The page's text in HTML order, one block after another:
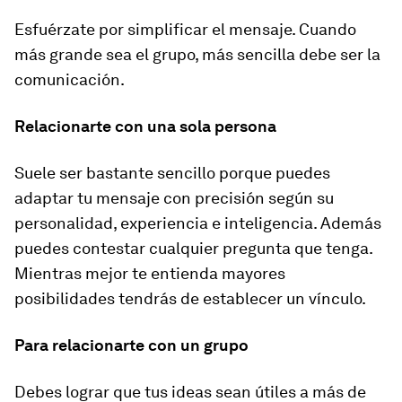
Esfuérzate por simplificar el mensaje. Cuando
más grande sea el grupo, más sencilla debe ser la
comunicación.
Relacionarte con una sola persona
Suele ser bastante sencillo porque puedes
adaptar tu mensaje con precisión según su
personalidad, experiencia e inteligencia. Además
puedes contestar cualquier pregunta que tenga.
Mientras mejor te entienda mayores
posibilidades tendrás de establecer un vínculo.
Para relacionarte con un grupo
Debes lograr que tus ideas sean útiles a más de